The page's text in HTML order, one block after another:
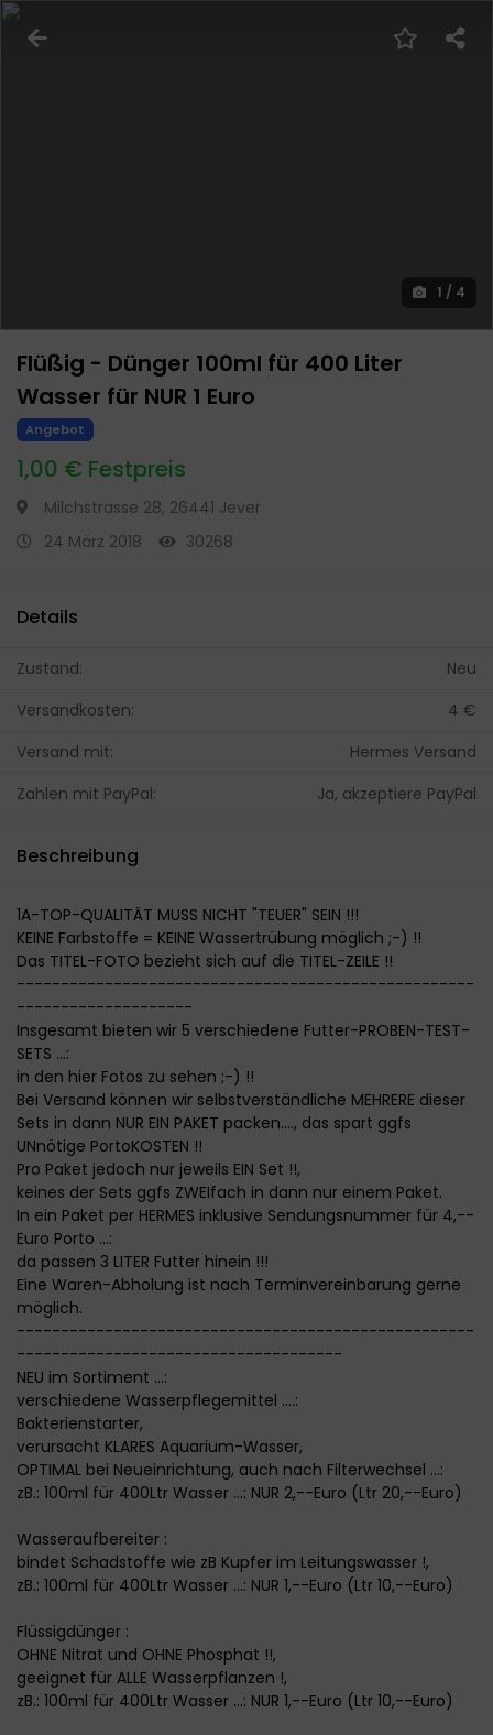
1 / 4
Flüßig - Dünger 100ml für 400 Liter
Wasser für NUR 1 Euro
Angebot
1,00 € Festpreis
Milchstrasse 28, 26441 Jever
24 März 2018
30268
Details
Zustand:
Neu
Versandkosten:
4 €
Versand mit:
Hermes Versand
Zahlen mit PayPal:
Ja, akzeptiere PayPal
Beschreibung
1A-TOP-QUALITÄT MUSS NICHT "TEUER" SEIN !!!
KEINE Farbstoffe = KEINE Wassertrübung möglich ;-) !!
Das TITEL-FOTO bezieht sich auf die TITEL-ZEILE !!
----------------------------------------------------
--------------------
Insgesamt bieten wir 5 verschiedene Futter-PROBEN-TEST-
SETS ...:
in den hier Fotos zu sehen ;-) !!
Bei Versand können wir selbstverständliche MEHRERE dieser
Sets in dann NUR EIN PAKET packen...., das spart ggfs
UNnötige PortoKOSTEN !!
Pro Paket jedoch nur jeweils EIN Set !!,
keines der Sets ggfs ZWEIfach in dann nur einem Paket.
In ein Paket per HERMES inklusive Sendungsnummer für 4,--
Euro Porto ...:
da passen 3 LITER Futter hinein !!!
Eine Waren-Abholung ist nach Terminvereinbarung gerne
möglich.
----------------------------------------------------
-------------------------------------
NEU im Sortiment ...:
verschiedene Wasserpflegemittel ....:
Bakterienstarter,
verursacht KLARES Aquarium-Wasser,
OPTIMAL bei Neueinrichtung, auch nach Filterwechsel ...:
zB.: 100ml für 400Ltr Wasser ...: NUR 2,--Euro (Ltr 20,--Euro)
Wasseraufbereiter :
bindet Schadstoffe wie zB Kupfer im Leitungswasser !,
zB.: 100ml für 400Ltr Wasser ...: NUR 1,--Euro (Ltr 10,--Euro)
Flüssigdünger :
OHNE Nitrat und OHNE Phosphat !!,
geeignet für ALLE Wasserpflanzen !,
zB.: 100ml für 400Ltr Wasser ...: NUR 1,--Euro (Ltr 10,--Euro)